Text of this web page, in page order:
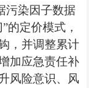
污染因子数据
的定价模式，
，并调整累计
加应急责任补
风险意识、风